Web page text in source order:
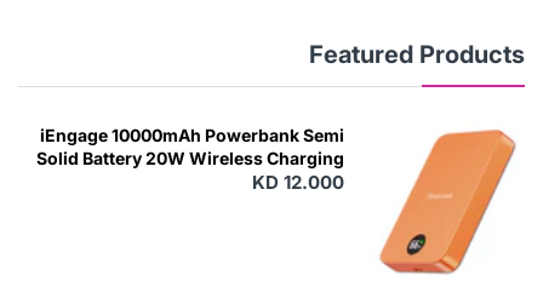
Featured Products
iEngage 10000mAh Powerbank Semi
Solid Battery 20W Wireless Charging
KD 12.000